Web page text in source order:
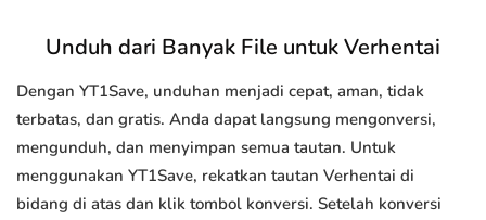
Unduh dari Banyak File untuk Verhentai
Dengan YT1Save, unduhan menjadi cepat, aman, tidak
terbatas, dan gratis. Anda dapat langsung mengonversi,
mengunduh, dan menyimpan semua tautan. Untuk
menggunakan YT1Save, rekatkan tautan Verhentai di
bidang di atas dan klik tombol konversi. Setelah konversi